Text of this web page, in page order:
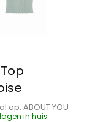
op:
ABOUT YOU
in huis